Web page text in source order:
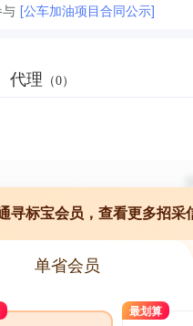
[公车加油项目合同公示]
代理 （0）
寻标宝会员，查看更多招采
单省会员
最划算